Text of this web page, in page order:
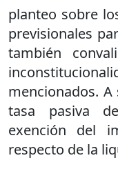
planteo sobre
previsionales
también
mencionados. A
tasa pasiva
exención del
respecto de la